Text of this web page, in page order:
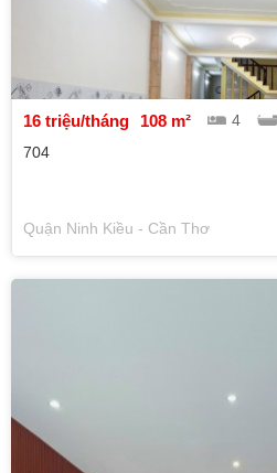
16 triệu/tháng 108 m² 4
704
Quận Ninh Kiều - Cần Thơ